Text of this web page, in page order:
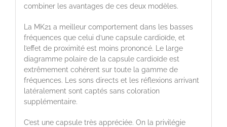
combiner les avantages de ces deux modèles.
La MK21 a meilleur comportement dans les basses
fréquences que celui d’une capsule cardioïde, et
l’effet de proximité est moins prononcé. Le large
diagramme polaire de la capsule cardioïde est
extrêmement cohérent sur toute la gamme de
fréquences. Les sons directs et les réflexions arrivant
latéralement sont captés sans coloration
supplémentaire.
C’est une capsule très appréciée. On la privilégie